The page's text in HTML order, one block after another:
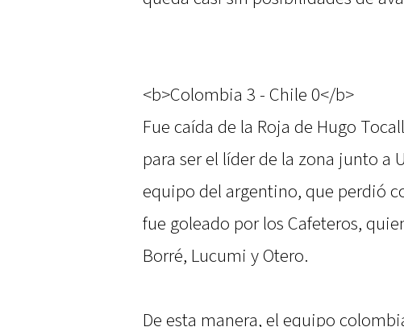
<b>Colombia 3 - Chile 0</b>
Fue caída de la Roja de Hugo
para ser el líder de la zona junto a
equipo del argentino, que perdió
fue goleado por los Cafeteros,
Borré, Lucumi y Otero.
De esta manera, el equipo